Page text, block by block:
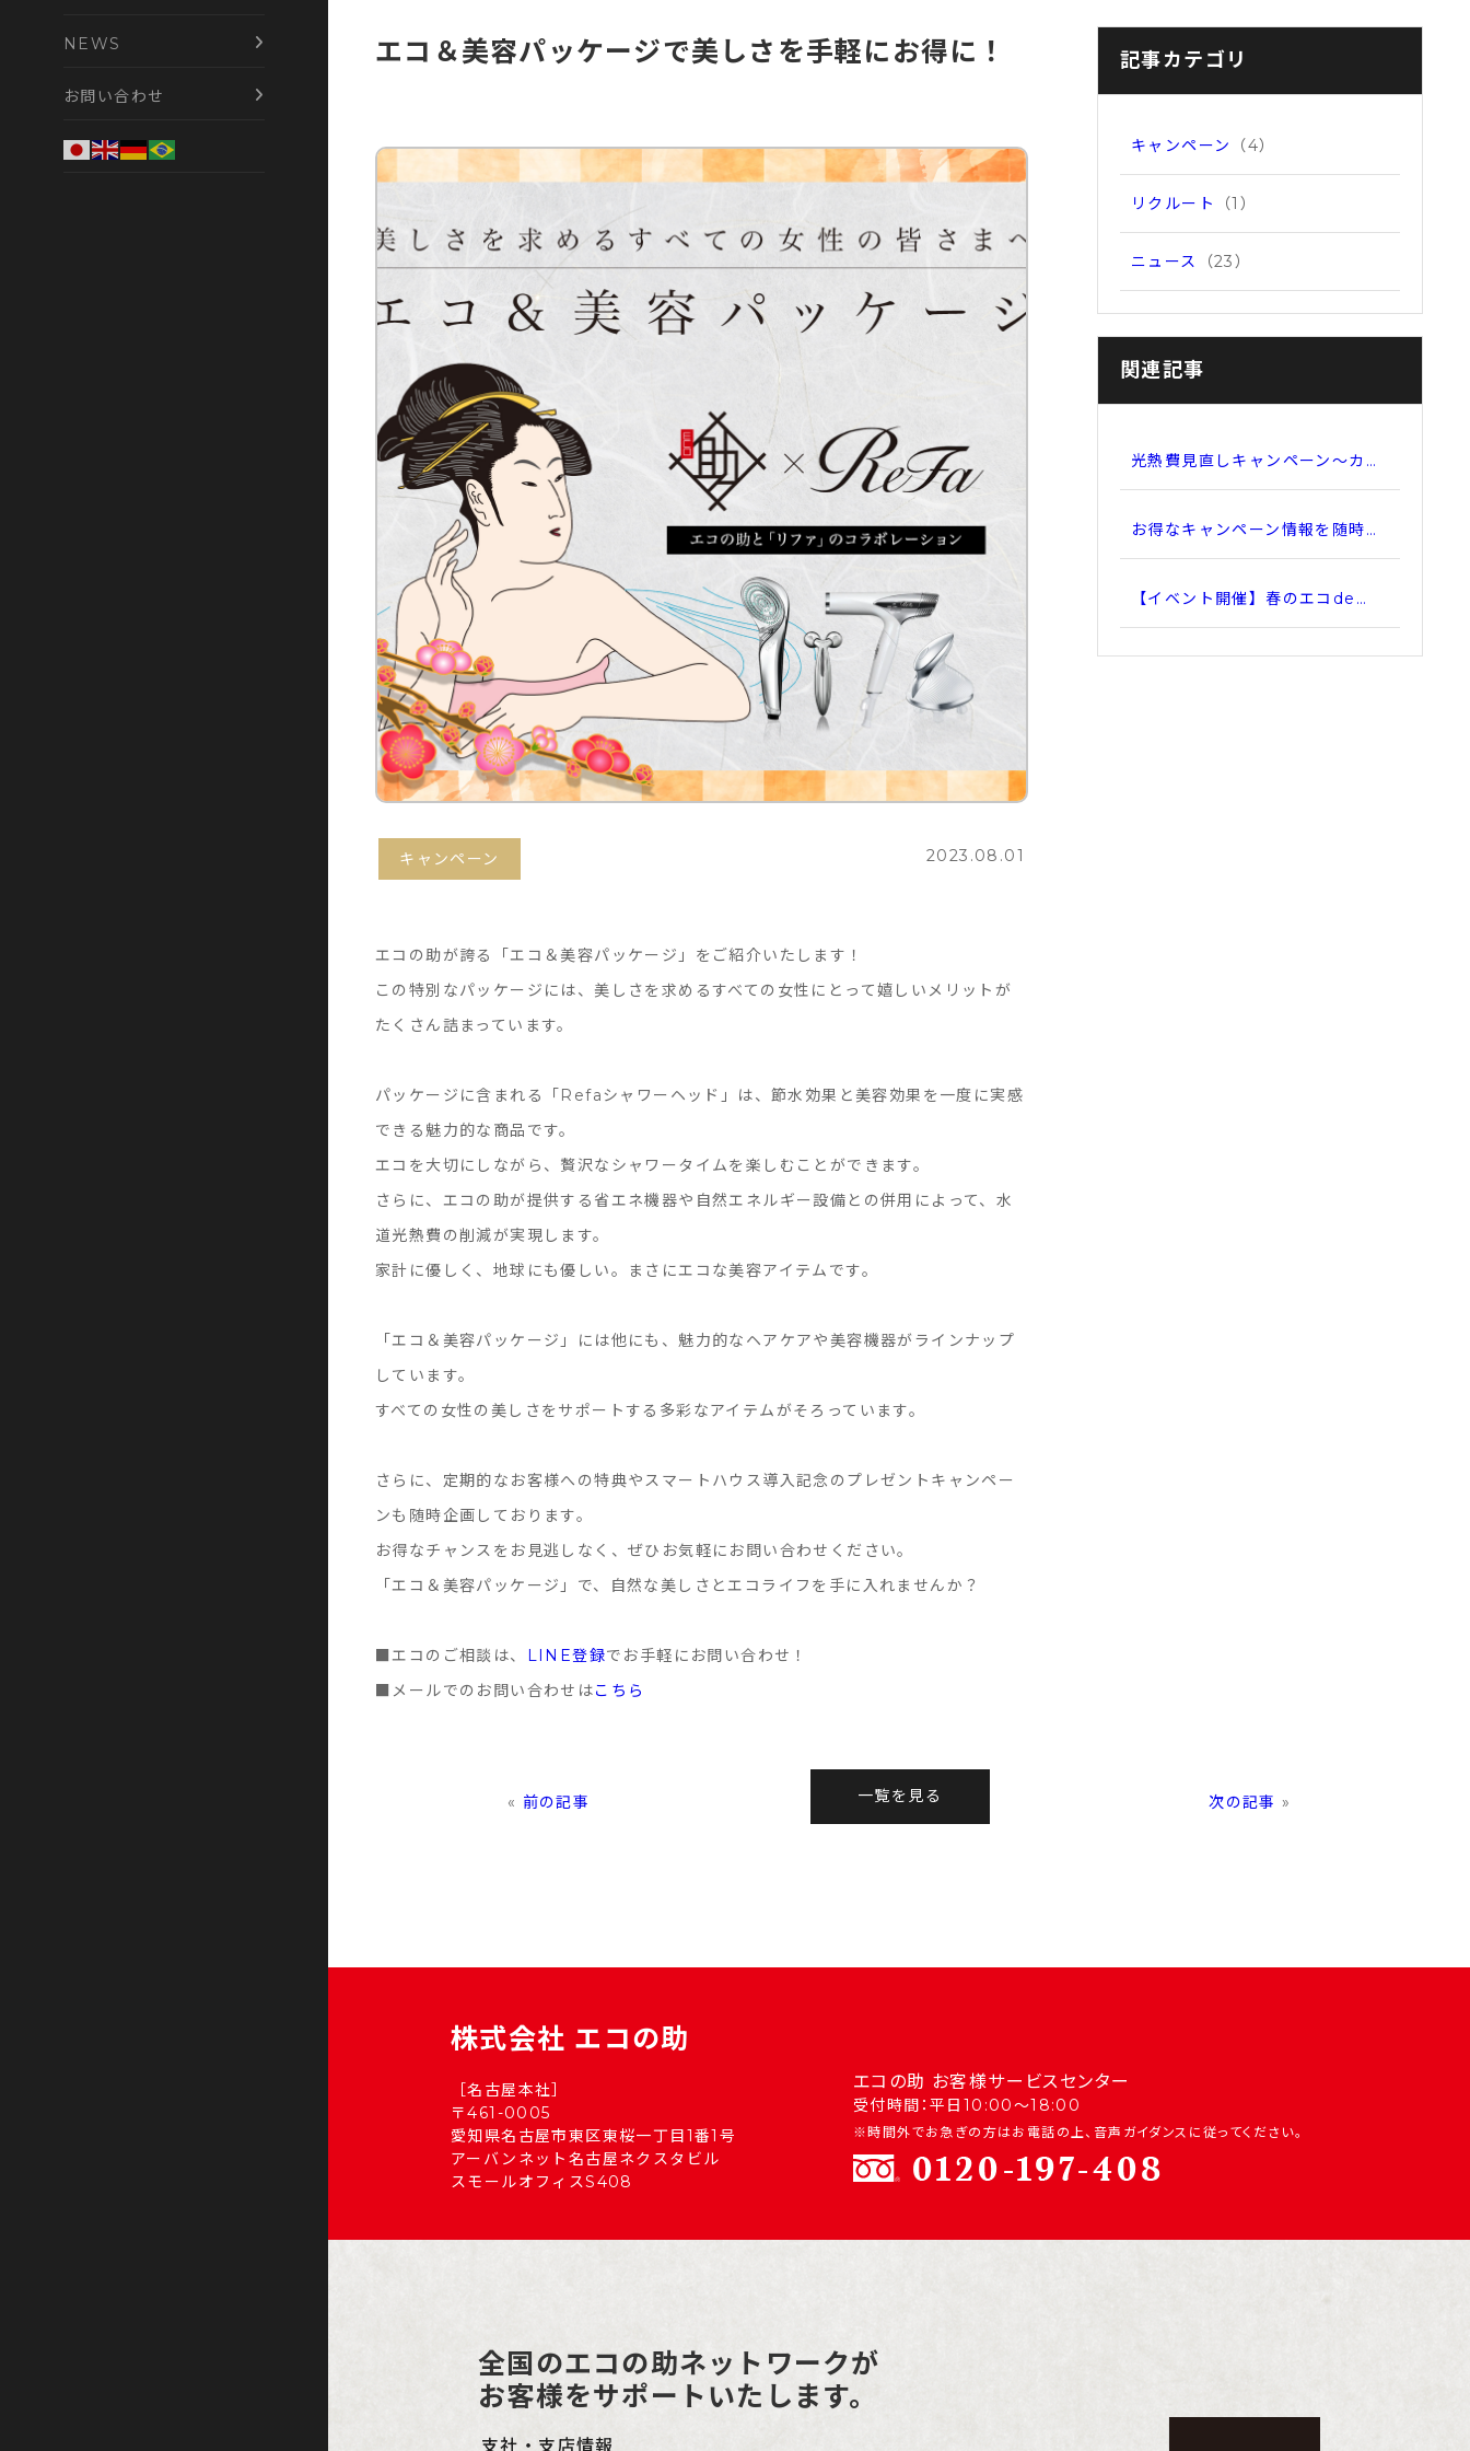
NEWS
お問い合わせ
エコ＆美容パッケージで美しさを手軽にお得に！
キャンペーン 2023.08.01
エコの助が誇る「エコ＆美容パッケージ」をご紹介いたします！
この特別なパッケージには、美しさを求めるすべての女性にとって嬉しいメリットが
たくさん詰まっています。
パッケージに含まれる「Refaシャワーヘッド」は、節水効果と美容効果を一度に実感
できる魅力的な商品です。
エコを大切にしながら、贅沢なシャワータイムを楽しむことができます。
さらに、エコの助が提供する省エネ機器や自然エネルギー設備との併用によって、水
道光熱費の削減が実現します。
家計に優しく、地球にも優しい。まさにエコな美容アイテムです。
「エコ＆美容パッケージ」には他にも、魅力的なヘアケアや美容機器がラインナップ
しています。
すべての女性の美しさをサポートする多彩なアイテムがそろっています。
さらに、定期的なお客様への特典やスマートハウス導入記念のプレゼントキャンペー
ンも随時企画しております。
お得なチャンスをお見逃しなく、ぜひお気軽にお問い合わせください。
「エコ＆美容パッケージ」で、自然な美しさとエコライフを手に入れませんか？
■エコのご相談は、 LINE登録でお手軽にお問い合わせ！
■メールでのお問い合わせはこちら
記事カテゴリ
キャンペーン （4）
リクルート （1）
ニュース （23）
関連記事
光熱費見直しキャンペーン～カ…
お得なキャンペーン情報を随時…
【イベント開催】春のエコde…
« 前の記事 一覧を見る 次の記事 »
株式会社 エコの助
［名古屋本社］
〒461-0005
愛知県名古屋市東区東桜一丁目1番1号
アーバンネット名古屋ネクスタビル
スモールオフィスS408
エコの助 お客様サービスセンター
受付時間：平日10:00〜18:00
※時間外でお急ぎの方はお電話の上、音声ガイダンスに従ってください。
全国のエコの助ネットワークが
お客様をサポートいたします。
支社・支店情報